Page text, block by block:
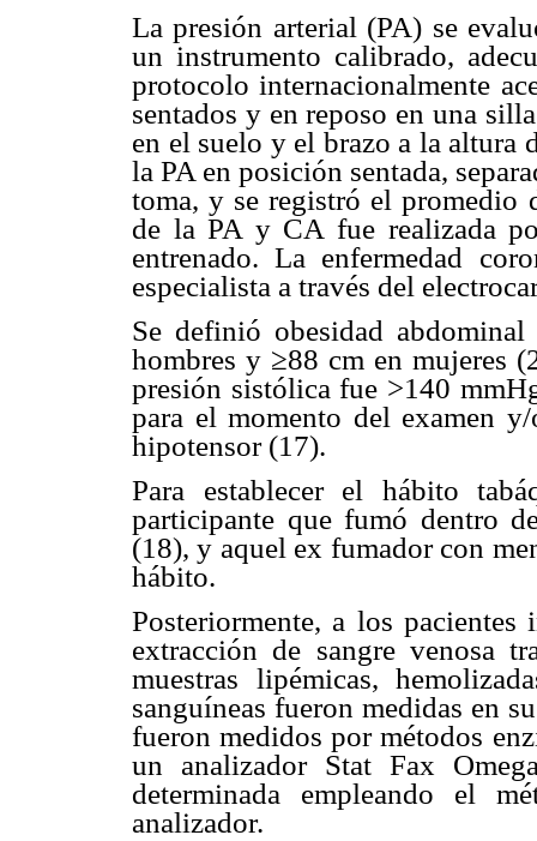
La presión arterial (PA) se
un instrumento calibrado,
protocolo internacionalmente
sentados y en reposo en una
en el suelo y el brazo a la altura
la PA en posición sentada,
toma, y se registró el promedio
de la PA y CA fue realizada
entrenado. La enfermedad
especialista a través del
Se definió obesidad
hombres y ≥88 cm en mujeres
presión sistólica fue >140
para el momento del examen
hipotensor (17).
Para establecer el hábito
participante que fumó dentro
(18), y aquel ex fumador con
hábito.
Posteriormente, a los
extracción de sangre venosa
muestras lipémicas,
sanguíneas fueron medidas en
fueron medidos por métodos
un analizador Stat Fax
determinada empleando el
analizador.